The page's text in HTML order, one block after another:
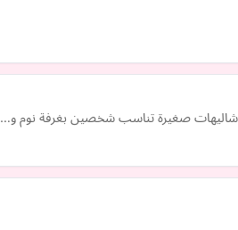
شاليهات صغيرة تناسب شخصين بغرفة نوم و…